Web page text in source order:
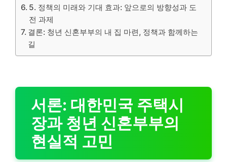
5. 정책의 미래와 기대 효과: 앞으로의 방향성과 도
전 과제
결론: 청년 신혼부부의 내 집 마련, 정책과 함께하는
길
서론: 대한민국 주택시
장과 청년 신혼부부의
현실적 고민